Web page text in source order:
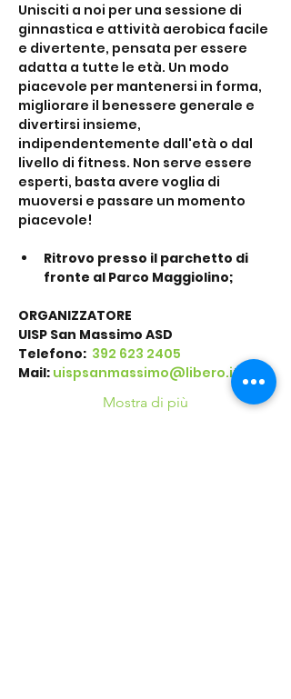
Unisciti a noi per una sessione di
ginnastica e attività aerobica facile
e divertente, pensata per essere
adatta a tutte le età. Un modo
piacevole per mantenersi in forma,
migliorare il benessere generale e
divertirsi insieme,
indipendentemente dall'età o dal
livello di fitness. Non serve essere
esperti, basta avere voglia di
muoversi e passare un momento
piacevole!
Ritrovo presso il parchetto di
fronte al Parco Maggiolino;
ORGANIZZATORE
UISP San Massimo ASD
Telefono: 392 623 2405
Mail: uispsanmassimo@libero.it
Mostra di più